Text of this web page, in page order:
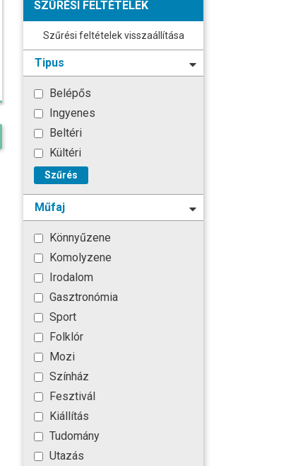
SZŰRÉSI FELTÉTELEK
Szűrési feltételek visszaállítása
Tipus
Belépős
Ingyenes
Beltéri
Kültéri
Szűrés
Műfaj
Könnyűzene
Komolyzene
Irodalom
Gasztronómia
Sport
Folklór
Mozi
Színház
Fesztivál
Kiállítás
Tudomány
Utazás